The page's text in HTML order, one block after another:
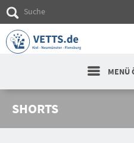
MENÜ
SHORTS